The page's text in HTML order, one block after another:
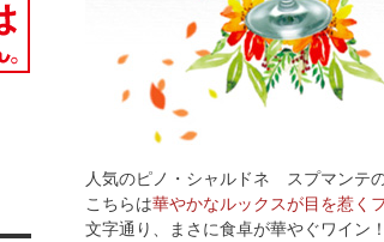
人気のピノ・シャルドネ スプマンテの
こちらは華やかなルックスが目を惹く
文字通り、まさに食卓が華やぐワイン！